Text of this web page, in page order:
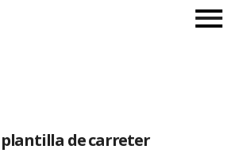
plantilla de carreter